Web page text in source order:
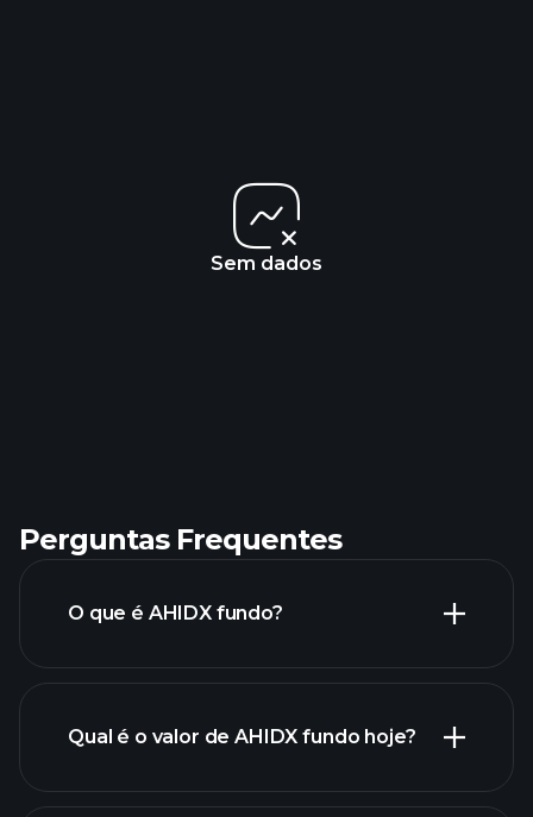
Sem dados
Perguntas Frequentes
O que é AHIDX fundo?
Qual é o valor de AHIDX fundo hoje?